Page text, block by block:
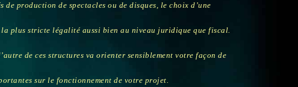
de production de spectacles ou de disques, le choix d’une
la plus stricte légalité aussi bien au niveau juridique que fiscal.
de ces structures va orienter sensiblement votre façon de
sur le fonctionnement de votre projet.